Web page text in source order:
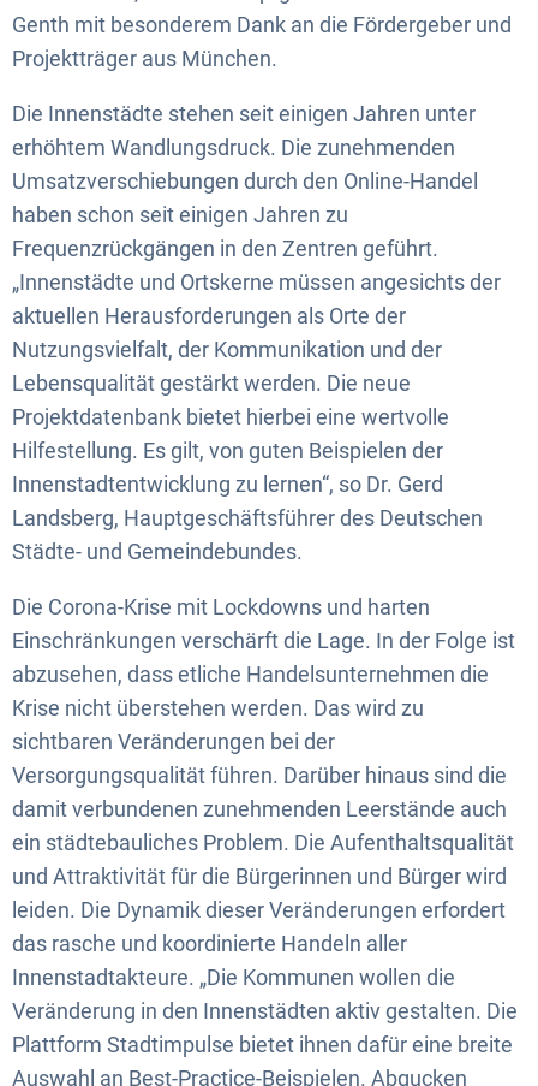
Genth mit besonderem Dank an die Fördergeber und
Projektträger aus München.
Die Innenstädte stehen seit einigen Jahren unter
erhöhtem Wandlungsdruck. Die zunehmenden
Umsatzverschiebungen durch den Online-Handel
haben schon seit einigen Jahren zu
Frequenzrückgängen in den Zentren geführt.
„Innenstädte und Ortskerne müssen angesichts der
aktuellen Herausforderungen als Orte der
Nutzungsvielfalt, der Kommunikation und der
Lebensqualität gestärkt werden. Die neue
Projektdatenbank bietet hierbei eine wertvolle
Hilfestellung. Es gilt, von guten Beispielen der
Innenstadtentwicklung zu lernen“, so Dr. Gerd
Landsberg, Hauptgeschäftsführer des Deutschen
Städte- und Gemeindebundes.
Die Corona-Krise mit Lockdowns und harten
Einschränkungen verschärft die Lage. In der Folge ist
abzusehen, dass etliche Handelsunternehmen die
Krise nicht überstehen werden. Das wird zu
sichtbaren Veränderungen bei der
Versorgungsqualität führen. Darüber hinaus sind die
damit verbundenen zunehmenden Leerstände auch
ein städtebauliches Problem. Die Aufenthaltsqualität
und Attraktivität für die Bürgerinnen und Bürger wird
leiden. Die Dynamik dieser Veränderungen erfordert
das rasche und koordinierte Handeln aller
Innenstadtakteure. „Die Kommunen wollen die
Veränderung in den Innenstädten aktiv gestalten. Die
Plattform Stadtimpulse bietet ihnen dafür eine breite
Auswahl an Best-Practice-Beispielen. Abgucken